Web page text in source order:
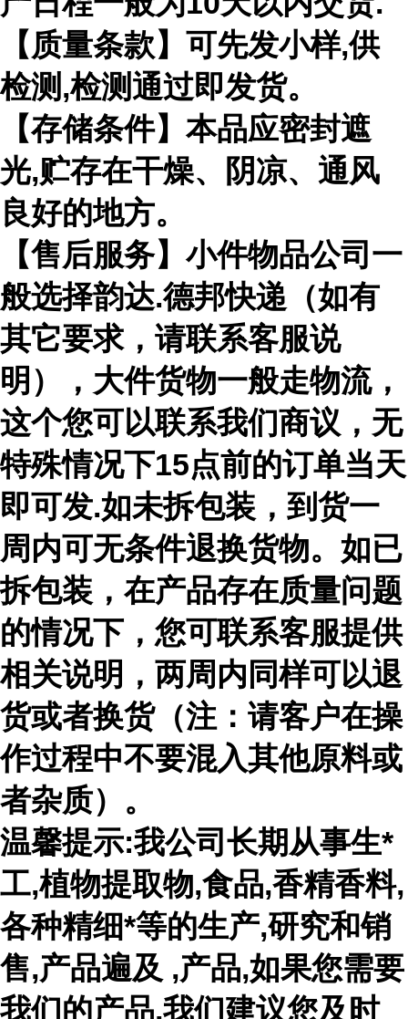
【质量条款】可先发小样,供
检测,检测通过即发货。
【存储条件】本品应密封遮
光,贮存在干燥、阴凉、通风
良好的地方。
【售后服务】小件物品公司一
般选择韵达.德邦快递（如有
其它要求，请联系客服说
明），大件货物一般走物流，
这个您可以联系我们商议，无
特殊情况下15点前的订单当天
即可发.如未拆包装，到货一
周内可无条件退换货物。如已
拆包装，在产品存在质量问题
的情况下，您可联系客服提供
相关说明，两周内同样可以退
货或者换货（注：请客户在操
作过程中不要混入其他原料或
者杂质）。
温馨提示:我公司长期从事生*
工,植物提取物,食品,香精香料,
各种精细*等的生产,研究和销
售,产品遍及 ,产品,如果您需要
我们的产品,我们建议您及时